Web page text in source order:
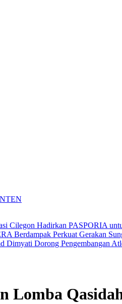
Cilegon Hadirkan PASPORIA
Berdampak Perkuat Gerakan
Dimyati Dorong Pengembangan
Lomba